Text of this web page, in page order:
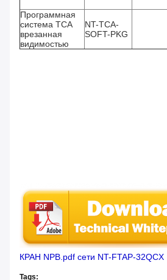
Программная
система TCA
врезанная
видимостью
NT-TCA-
SOFT-PKG
КРАН NPB.pdf сети NT-FTAP-32QCX
Tags: